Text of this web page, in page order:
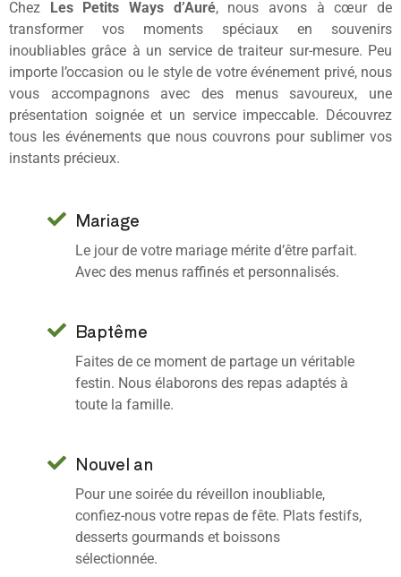
Chez Les Petits Ways d’Auré, nous avons à cœur de
transformer vos moments spéciaux en souvenirs
inoubliables grâce à un service de traiteur sur-mesure. Peu
importe l’occasion ou le style de votre événement privé, nous
vous accompagnons avec des menus savoureux, une
présentation soignée et un service impeccable. Découvrez
tous les événements que nous couvrons pour sublimer vos
instants précieux.
Mariage
Le jour de votre mariage mérite d’être parfait.
Avec des menus raffinés et personnalisés.
Baptême
Faites de ce moment de partage un véritable
festin. Nous élaborons des repas adaptés à
toute la famille.
Nouvel an
Pour une soirée du réveillon inoubliable,
confiez-nous votre repas de fête. Plats festifs,
desserts gourmands et boissons
sélectionnée.